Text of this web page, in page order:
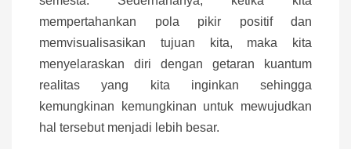
mempertahankan pola pikir positif dan
memvisualisasikan tujuan kita, maka kita
menyelaraskan diri dengan getaran kuantum
realitas yang kita inginkan sehingga
kemungkinan kemungkinan untuk mewujudkan
hal tersebut menjadi lebih besar.